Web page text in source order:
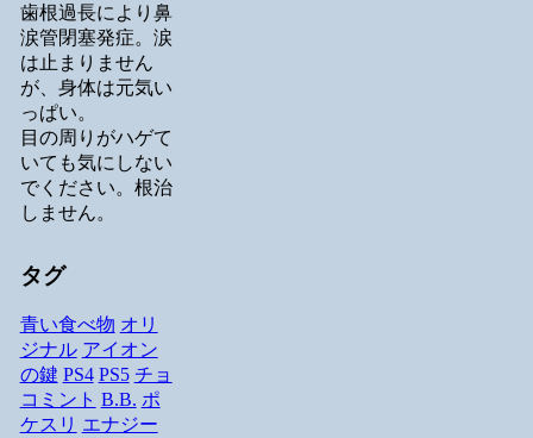
歯根過長により鼻
涙管閉塞発症。涙
は止まりません
が、身体は元気い
っぱい。
目の周りがハゲて
いても気にしない
でください。根治
しません。
タグ
青い食べ物 オリ
ジナル アイオン
の鍵 PS4 PS5 チョ
コミント B.B. ポ
ケスリ エナジー